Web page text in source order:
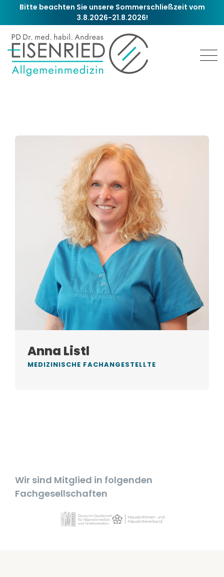
Inhalt
springen
Bitte beachten Sie unsere Sommerschließzeit vom
3.8.2026-21.8.2026!
Anna Listl
MEDIZINISCHE FACHANGESTELLTE
Wir sind Mitglied in folgenden
Fachgesellschaften